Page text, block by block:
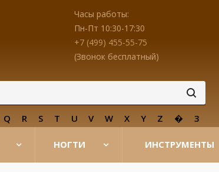
Часы работы:
Пн-Пт 10:30-17:30
+7 (499) 455-55-75
(Звонок бесплатный)
Q R S T U V W X Y Z � 3
НОГТИ ИНСТРУМЕНТЫ